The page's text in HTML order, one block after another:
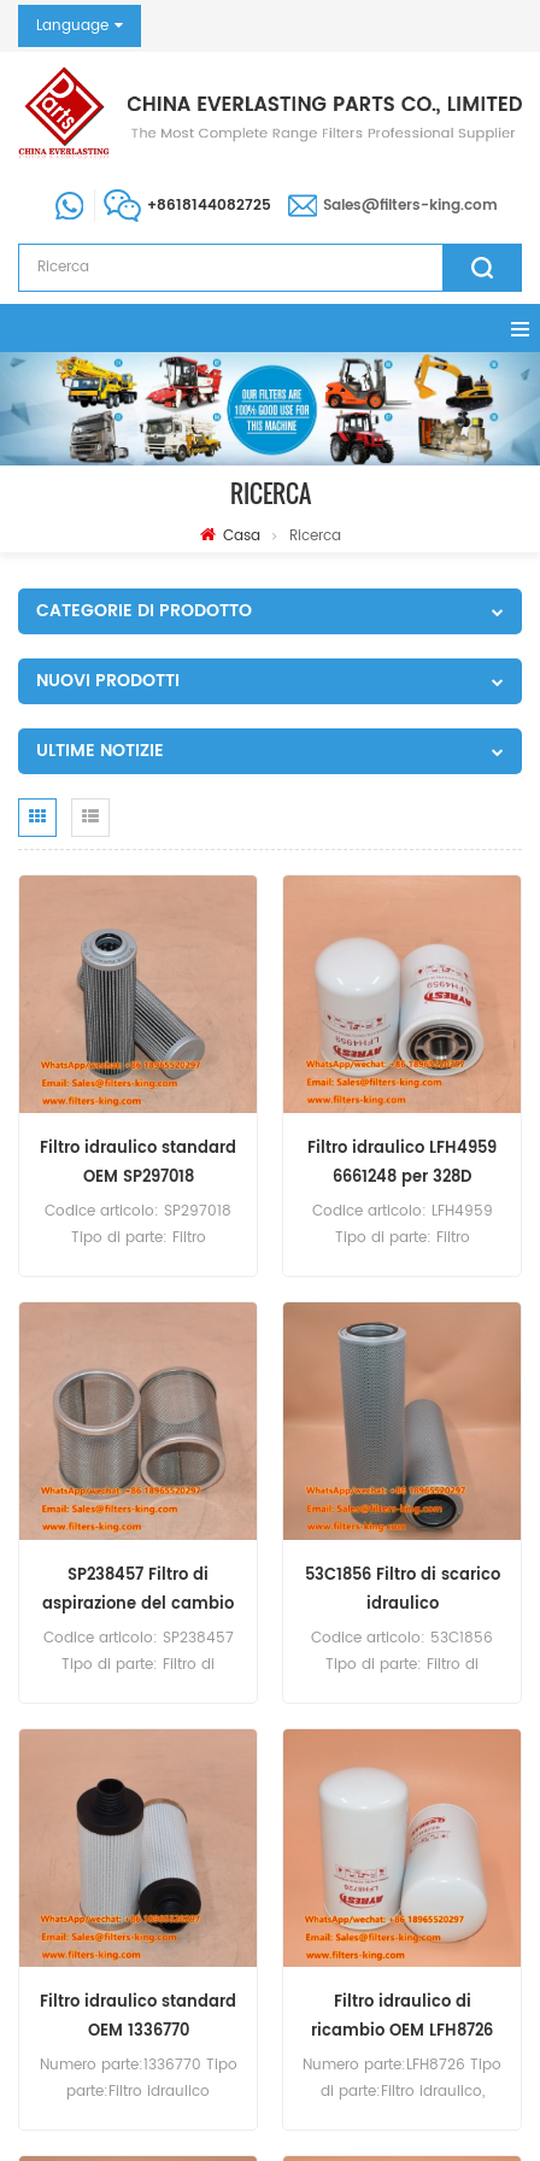
Language
+8618144082725 Sales@filters-king.com
RICERCA
Casa Ricerca
CATEGORIE DI PRODOTTO
NUOVI PRODOTTI
ULTIME NOTIZIE
Filtro idraulico standard
OEM SP297018
Codice articolo: SP297018
Tipo di parte: Filtro
Filtro idraulico LFH4959
6661248 per 328D
Codice articolo: LFH4959
Tipo di parte: Filtro
Replacement Quantità
minima d'ordine: 60 pezzi
Compatibilità: Bobcat 220
225 325 325D 328 328D
328G 329 331 331D 331E
763H 773G 873G A220
A300 E17 S100 S130 S160
S205 T190 T200 T2250
T320 V417.
SP238457 Filtro di
aspirazione del cambio
Codice articolo: SP238457
Tipo di parte: Filtro di
53C1856 Filtro di scarico
idraulico
Codice articolo: 53C1856
Tipo di parte: Filtro di
60 pezzi Compatibilità:
Apparecchiature Liugong.
Filtro idraulico standard
OEM 1336770
Numero parte:1336770 Tipo
parte:Filtro idraulico
Filtro idraulico di
ricambio OEM LFH8726
Numero parte:LFH8726 Tipo
di parte:Filtro idraulico,